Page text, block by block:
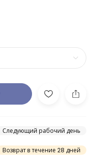
Следующий рабочий день
Возврат в течение 28 дней